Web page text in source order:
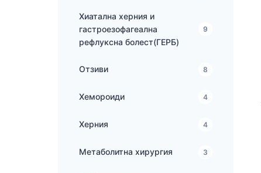
Хиатална херния и
гастроезофагеална
рефлуксна болест(ГЕРБ)
9
Отзиви 8
Хемороиди 4
Херния 4
Метаболитна хирургия 3